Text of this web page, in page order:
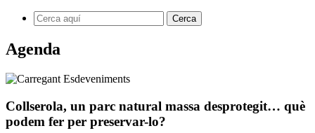
Agenda
Collserola, un parc natural massa desprotegit… què
podem fer per preservar-lo?